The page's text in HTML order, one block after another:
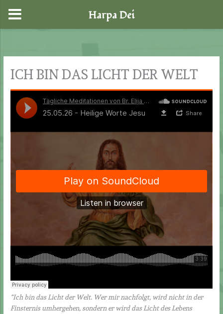
springen
ICH BIN DAS LICHT DER WELT
“Ich bin das Licht der Welt. Wer mir nachfolgt, wird nicht in der
Finsternis umhergehen, sondern er wird das Licht des Lebens
Harpa Dei